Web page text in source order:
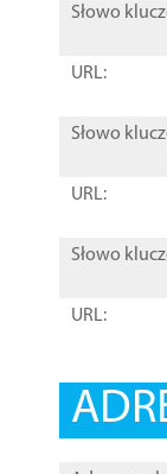
Słowo
URL:
Słowo
URL:
Słowo
URL: